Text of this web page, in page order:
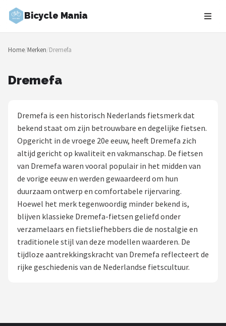
Bicycle Mania
Zoeken
NAVIGATIE
Blog
Fietsroutes
Kinderfietsen
Stadsfietsen
Elektrische fietsen
Mountainbikes
Shop
Home/Merken/Dremefa
Dremefa
Dremefa is een historisch Nederlands fietsmerk dat
bekend staat om zijn betrouwbare en degelijke fietsen.
Opgericht in de vroege 20e eeuw, heeft Dremefa zich
altijd gericht op kwaliteit en vakmanschap. De fietsen
van Dremefa waren vooral populair in het midden van
de vorige eeuw en werden gewaardeerd om hun
duurzaam ontwerp en comfortabele rijervaring.
Hoewel het merk tegenwoordig minder bekend is,
blijven klassieke Dremefa-fietsen geliefd onder
verzamelaars en fietsliefhebbers die de nostalgie en
traditionele stijl van deze modellen waarderen. De
tijdloze aantrekkingskracht van Dremefa reflecteert de
rijke geschiedenis van de Nederlandse fietscultuur.